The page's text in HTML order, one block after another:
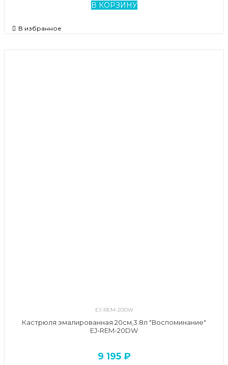
В КОРЗИНУ
В избранное
EJ-REM-20DW
Кастрюля эмалированная 20см,3.8л "Воспоминание"
EJ-REM-20DW
9 195 ₽